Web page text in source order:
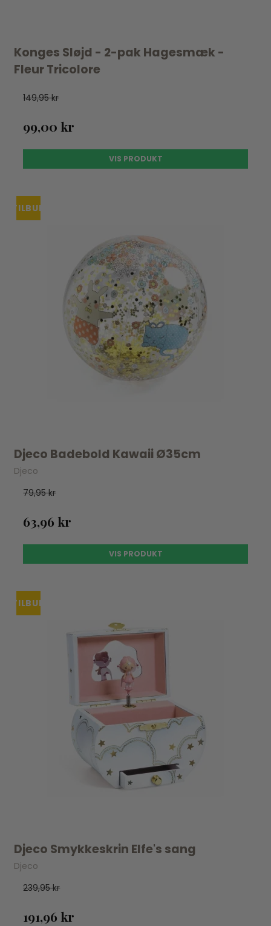
Konges Sløjd - 2-pak Hagesmæk -
Fleur Tricolore
149,95 kr
99,00 kr
VIS PRODUKT
TILBUD
Djeco Badebold Kawaii Ø35cm
Djeco
79,95 kr
63,96 kr
VIS PRODUKT
TILBUD
Djeco Smykkeskrin Elfe's sang
Djeco
239,95 kr
191,96 kr